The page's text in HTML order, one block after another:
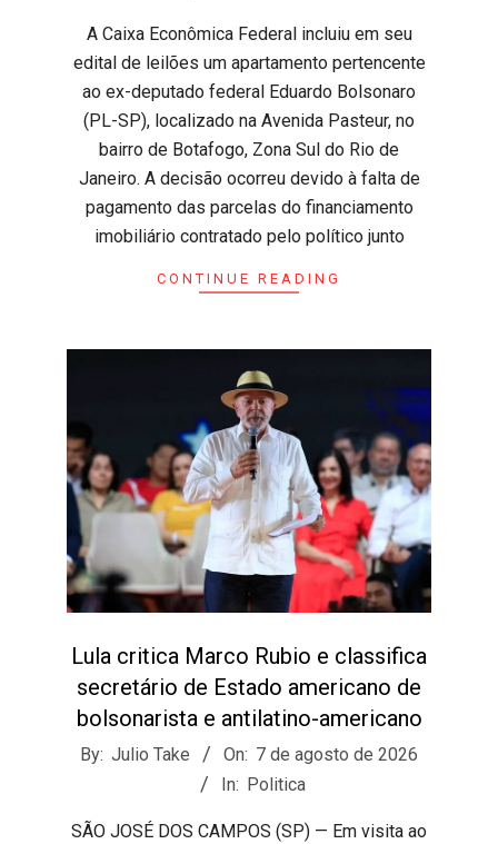
​A Caixa Econômica Federal incluiu em seu
edital de leilões um apartamento pertencente
ao ex-deputado federal Eduardo Bolsonaro
(PL-SP), localizado na Avenida Pasteur, no
bairro de Botafogo, Zona Sul do Rio de
Janeiro. A decisão ocorreu devido à falta de
pagamento das parcelas do financiamento
imobiliário contratado pelo político junto
CONTINUE READING
Lula critica Marco Rubio e classifica
secretário de Estado americano de
bolsonarista e antilatino-americano
2026-
By: Julio Take On: 7 de agosto de 2026
In: Politica
SÃO JOSÉ DOS CAMPOS (SP) — Em visita ao